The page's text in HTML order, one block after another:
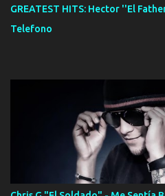
GREATEST HITS: Hector ''El
Telefono